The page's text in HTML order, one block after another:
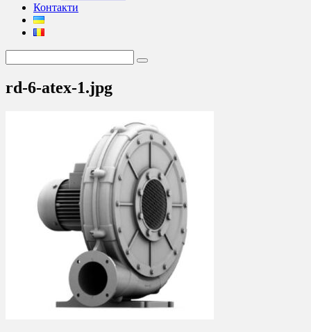
Контакти
rd-6-atex-1.jpg